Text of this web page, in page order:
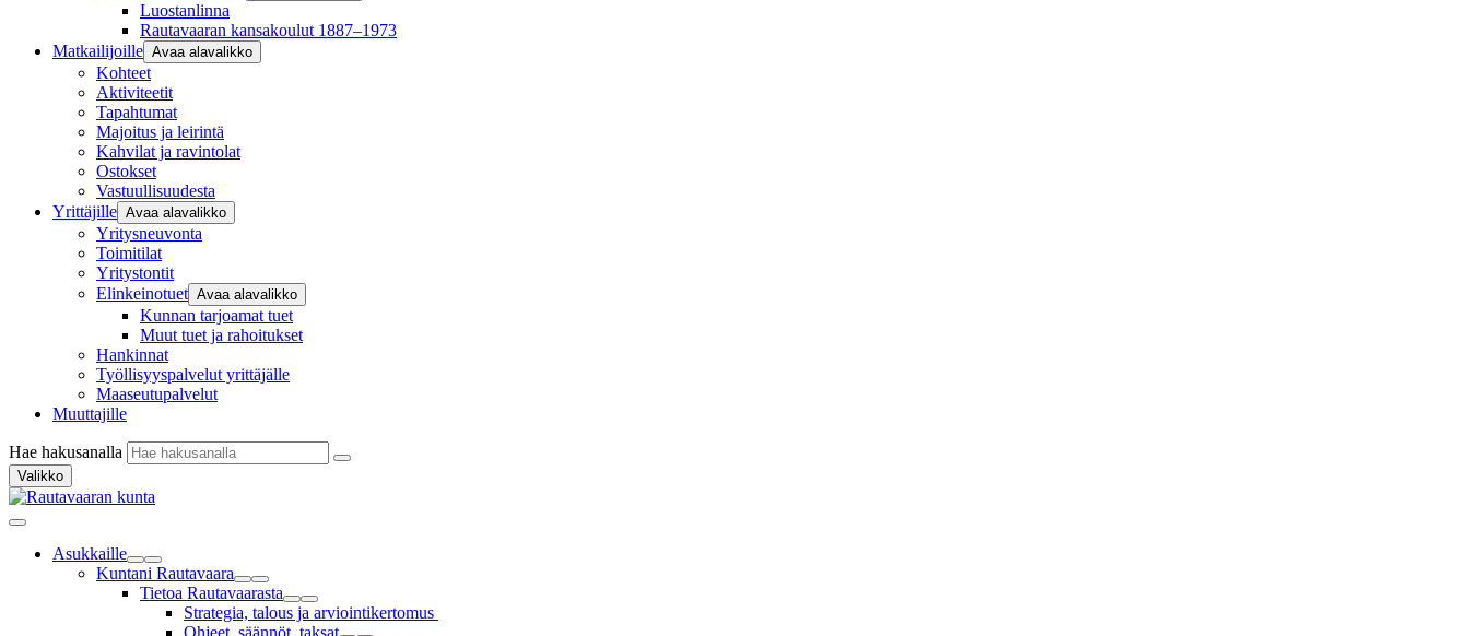
Luostanlinna
Rautavaaran kansakoulut 1887–1973
Matkailijoille Avaa alavalikko
Kohteet
Aktiviteetit
Tapahtumat
Majoitus ja leirintä
Kahvilat ja ravintolat
Ostokset
Vastuullisuudesta
Yrittäjille Avaa alavalikko
Yritysneuvonta
Toimitilat
Yritystontit
Elinkeinotuet Avaa alavalikko
Kunnan tarjoamat tuet
Muut tuet ja rahoitukset
Hankinnat
Työllisyyspalvelut yrittäjälle
Maaseutupalvelut
Muuttajille
Hae hakusanalla
Valikko
Asukkaille
Kuntani Rautavaara
Tietoa Rautavaarasta
Strategia, talous ja arviointikertomus
Ohjeet, säännöt, taksat